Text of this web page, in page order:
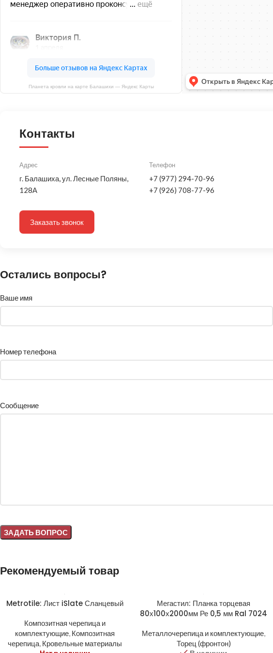
Планета кровли на карте Балашихи — Яндекс Карты
Контакты
Адрес
г. Балашиха, ул. Лесные Поляны,
128А
Телефон
+7 (977) 294-70-96
+7 (926) 708-77-96
Заказать звонок
Остались вопросы?
Ваше имя
Номер телефона
Сообщение
Рекомендуемый товар
Metrotile: Лист iSlate Сланцевый
Композитная черепица и
комплектующие, Композитная
черепица, Кровельные материалы
Мегастил: Планка торцевая
80х100х2000мм Ре 0,5 мм Ral 7024
Металлочерепица и комплектующие,
Торец (фронтон)